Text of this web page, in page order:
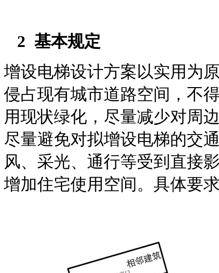
2 基本规定
增设电梯设计方案以实用为
侵占现有城市道路空间， 不
用现状绿化，尽量减少对周
尽量避免对拟增设电梯的交
风、采光、通行等受到直接
增加住宅使用空间。具体要